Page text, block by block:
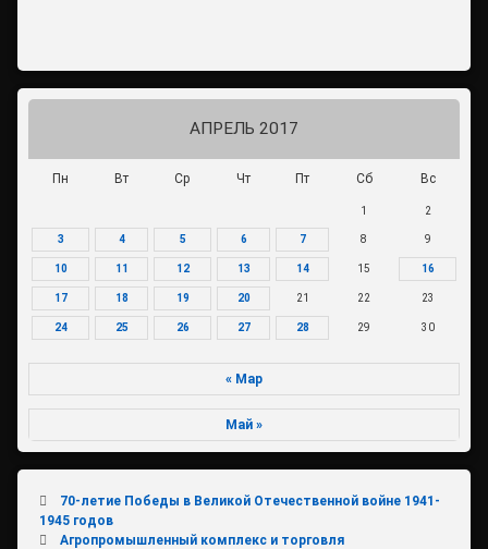
АПРЕЛЬ 2017
Пн Вт Ср Чт Пт Сб Вс
1 2
3 4 5 6 7 8 9
10 11 12 13 14 15 16
17 18 19 20 21 22 23
24 25 26 27 28 29 30
« Мар
Май »
70-летие Победы в Великой Отечественной войне 1941-
1945 годов
Агропромышленный комплекс и торговля